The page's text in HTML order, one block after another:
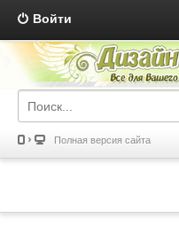
Войти
Полная версия сайта